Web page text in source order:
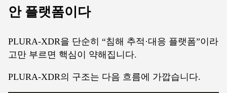
안 플랫폼이다
PLURA-XDR을 단순히 “침해 추적·대응 플랫폼”이라
고만 부르면 핵심이 약해집니다.
PLURA-XDR의 구조는 다음 흐름에 가깝습니다.